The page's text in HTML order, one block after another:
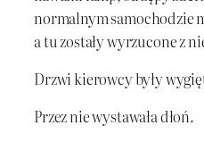
normalnym samochodzie
a tu zostały wyrzucone z
Drzwi kierowcy były
Przez nie wystawała dłoń.